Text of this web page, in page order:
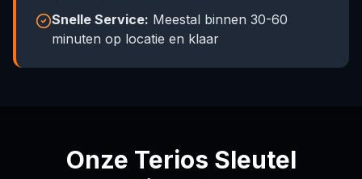
Snelle Service: Meestal binnen 30-60
minuten op locatie en klaar
Onze Terios Sleutel